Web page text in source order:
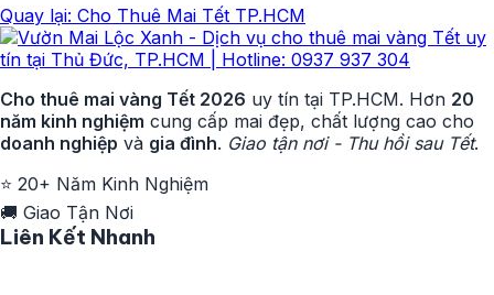
Quay lại: Cho Thuê Mai Tết TP.HCM
Cho thuê mai vàng Tết 2026 uy tín tại TP.HCM. Hơn 20
năm kinh nghiệm cung cấp mai đẹp, chất lượng cao cho
doanh nghiệp và gia đình. Giao tận nơi - Thu hồi sau Tết.
⭐ 20+ Năm Kinh Nghiệm
🚚 Giao Tận Nơi
Liên Kết Nhanh